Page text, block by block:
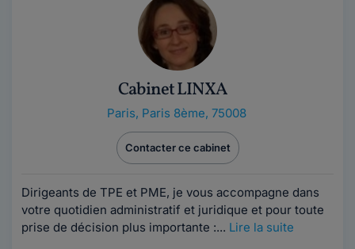
Cabinet LINXA
Paris, Paris 8ème, 75008
Contacter ce cabinet
Dirigeants de TPE et PME, je vous accompagne dans
votre quotidien administratif et juridique et pour toute
prise de décision plus importante :... Lire la suite